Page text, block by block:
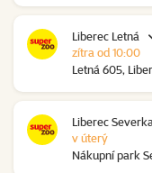
Liberec Letná
Letná 605,
zítra od 10:00
Liberec Severka
Nákupní park
v úterý